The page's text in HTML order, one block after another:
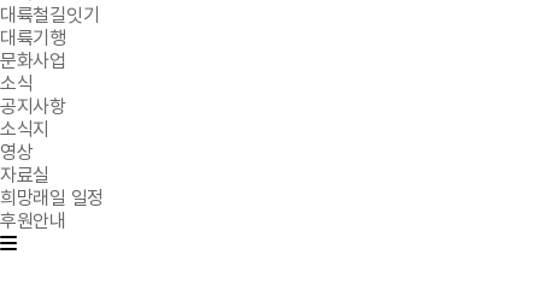
대륙철길잇기
대륙기행
문화사업
소식
공지사항
소식지
영상
자료실
희망래일 일정
후원안내